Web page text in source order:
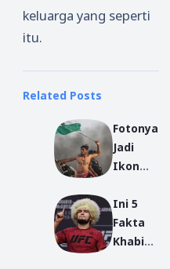
keluarga yang seperti
itu.
Related Posts
Fotonya
Jadi
Ikon
nan
Palesti
na, Abu
Ini 5
Fakta
Khabib